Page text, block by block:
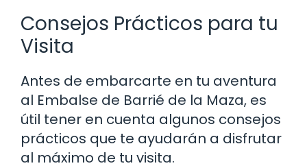
Consejos Prácticos para tu
Visita
Antes de embarcarte en tu aventura
al Embalse de Barrié de la Maza, es
útil tener en cuenta algunos consejos
prácticos que te ayudarán a disfrutar
al máximo de tu visita.